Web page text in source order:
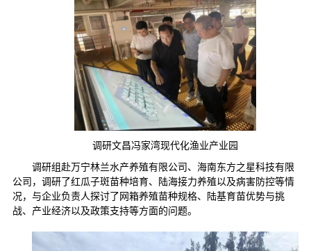
调研文昌冯家湾现代化渔业产业园
调研组赴万宁林兰水产养殖有限公司、海南东方之星科技有限
公司，调研了红瓜子斑苗种培育、陆海接力养殖以及病害防控等情
况，与企业负责人探讨了网箱养殖苗种规格、陆基育苗优势与挑
战、产业经济以及政策支持等方面的问题。